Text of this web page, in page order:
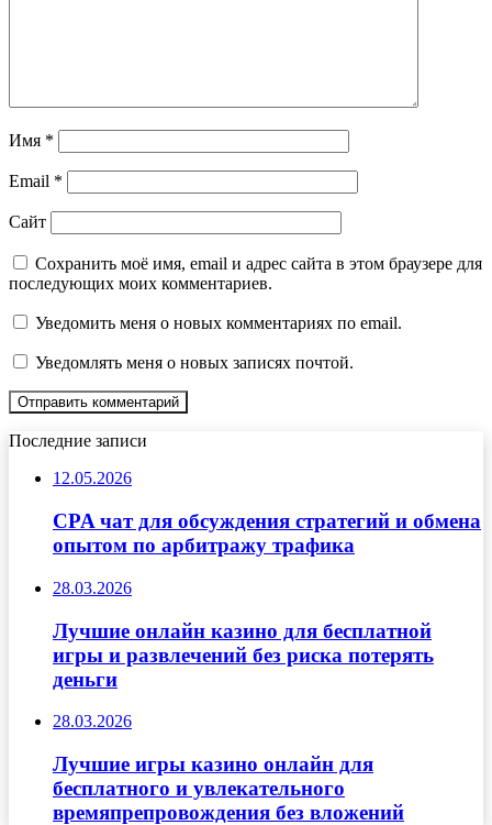
Имя *
Email *
Сайт
Сохранить моё имя, email и адрес сайта в этом браузере для
последующих моих комментариев.
Уведомить меня о новых комментариях по email.
Уведомлять меня о новых записях почтой.
Последние записи
12.05.2026
CPA чат для обсуждения стратегий и обмена
опытом по арбитражу трафика
28.03.2026
Лучшие онлайн казино для бесплатной
игры и развлечений без риска потерять
деньги
28.03.2026
Лучшие игры казино онлайн для
бесплатного и увлекательного
времяпрепровождения без вложений